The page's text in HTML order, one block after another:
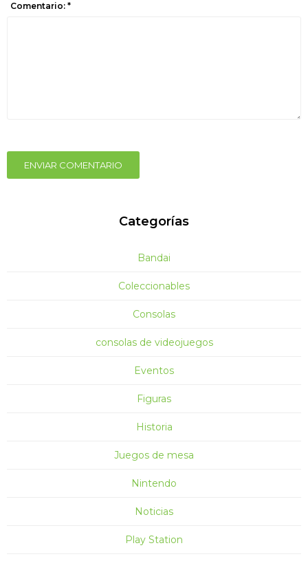
Comentario: *
ENVIAR COMENTARIO
Categorías
Bandai
Coleccionables
Consolas
consolas de videojuegos
Eventos
Figuras
Historia
Juegos de mesa
Nintendo
Noticias
Play Station